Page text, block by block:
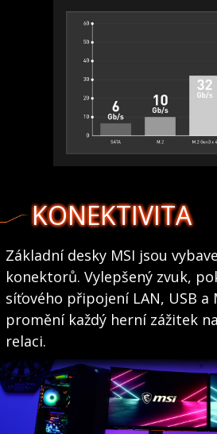
KONEKTIVITA
Základní desky MSI jsou
konektorů. Vylepšený zvuk,
síťového připojení LAN, USB a
promění každý herní zážitek
relaci.